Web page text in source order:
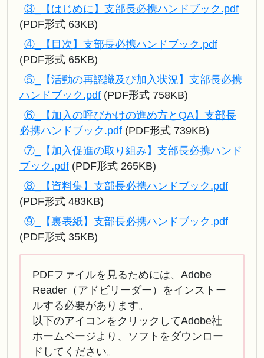
③_【はじめに】支部長必携ハンドブック.pdf
(PDF形式 63KB)
④_【目次】支部長必携ハンドブック.pdf
(PDF形式 65KB)
⑤_【活動の再認識及び加入状況】支部長必携
ハンドブック.pdf (PDF形式 758KB)
⑥_【加入の呼びかけの進め方とQA】支部長
必携ハンドブック.pdf (PDF形式 739KB)
⑦_【加入促進の取り組み】支部長必携ハンド
ブック.pdf (PDF形式 265KB)
⑧_【資料集】支部長必携ハンドブック.pdf
(PDF形式 483KB)
⑨_【裏表紙】支部長必携ハンドブック.pdf
(PDF形式 35KB)
PDFファイルを見るためには、Adobe
Reader（アドビリーダー）をインストー
ルする必要があります。
以下のアイコンをクリックしてAdobe社
ホームページより、ソフトをダウンロー
ドしてください。